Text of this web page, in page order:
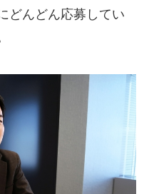
どんどん応募してい